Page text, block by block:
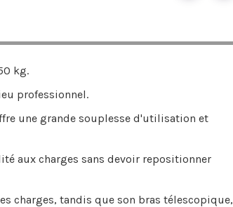
kg.
professionnel.
une grande souplesse d'utilisation et
aux charges sans devoir repositionner
charges, tandis que son bras télescopique,